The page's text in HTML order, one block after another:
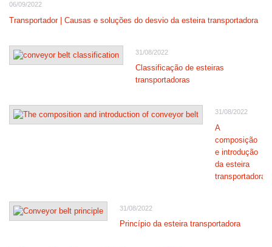
06/09/2022
Transportador | Causas e soluções do desvio da esteira transportadora
31/08/2022
Classificação de esteiras
transportadoras
31/08/2022
A
composição
e introdução
da esteira
transportadora
31/08/2022
Princípio da esteira transportadora